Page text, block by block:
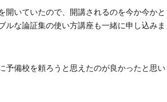
開いていたので、開講されるのを今か今かと
な論証集の使い方講座も一緒に申し込みま
予備校を頼ろうと思えたのが良かったと思い